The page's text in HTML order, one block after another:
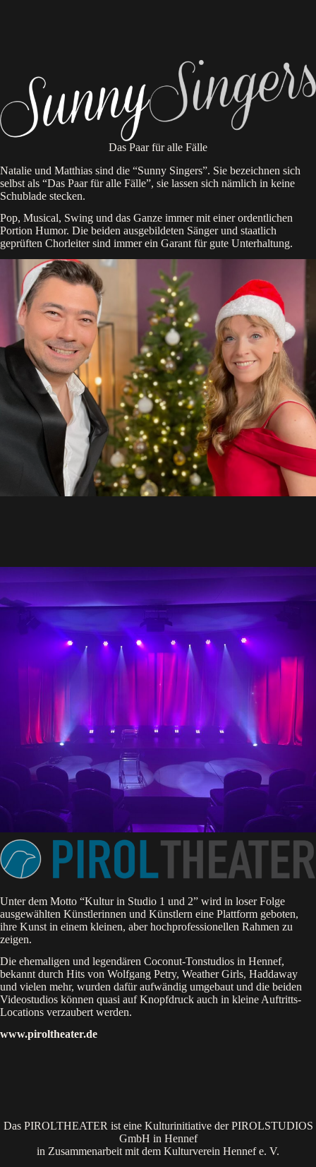
Das Paar für alle Fälle
Natalie und Matthias sind die “Sunny Singers”. Sie bezeichnen sich
selbst als “Das Paar für alle Fälle”, sie lassen sich nämlich in keine
Schublade stecken.
Pop, Musical, Swing und das Ganze immer mit einer ordentlichen
Portion Humor. Die beiden ausgebildeten Sänger und staatlich
geprüften Chorleiter sind immer ein Garant für gute Unterhaltung.
Unter dem Motto “Kultur in Studio 1 und 2” wird in loser Folge
ausgewählten Künstlerinnen und Künstlern eine Plattform geboten,
ihre Kunst in einem kleinen, aber hochprofessionellen Rahmen zu
zeigen.
Die ehemaligen und legendären Coconut-Tonstudios in Hennef,
bekannt durch Hits von Wolfgang Petry, Weather Girls, Haddaway
und vielen mehr, wurden dafür aufwändig umgebaut und die beiden
Videostudios können quasi auf Knopfdruck auch in kleine Auftritts-
Locations verzaubert werden.
www.piroltheater.de
Das PIROLTHEATER ist eine Kulturinitiative der PIROLSTUDIOS
GmbH in Hennef
in Zusammenarbeit mit dem Kulturverein Hennef e. V.